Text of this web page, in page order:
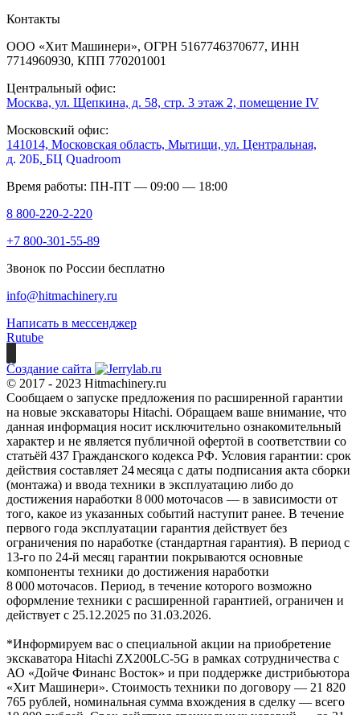
Контакты
ООО «Хит Машинери», ОГРН 5167746370677, ИНН
7714960930, КПП 770201001
Центральный офис:
Москва, ул. Щепкина, д. 58, стр. 3 этаж 2, помещение IV
Московский офис:
141014, Московская область, Мытищи, ул. Центральная,
д. 20Б, БЦ Quadroom
Время работы: ПН-ПТ — 09:00 — 18:00
8 800-220-2-220
+7 800-301-55-89
Звонок по России бесплатно
info@hitmachinery.ru
Написать в мессенджер
Rutube
Создание сайта
© 2017 - 2023 Hitmachinery.ru
Сообщаем о запуске предложения по расширенной гарантии
на новые экскаваторы Hitachi. Обращаем ваше внимание, что
данная информация носит исключительно ознакомительный
характер и не является публичной офертой в соответствии со
статьёй 437 Гражданского кодекса РФ. Условия гарантии: срок
действия составляет 24 месяца с даты подписания акта сборки
(монтажа) и ввода техники в эксплуатацию либо до
достижения наработки 8 000 моточасов — в зависимости от
того, какое из указанных событий наступит ранее. В течение
первого года эксплуатации гарантия действует без
ограничения по наработке (стандартная гарантия). В период с
13‑го по 24‑й месяц гарантии покрываются основные
компоненты техники до достижения наработки
8 000 моточасов. Период, в течение которого возможно
оформление техники с расширенной гарантией, ограничен и
действует с 25.12.2025 по 31.03.2026.
*Информируем вас о специальной акции на приобретение
экскаватора Hitachi ZX200LC-5G в рамках сотрудничества с
АО «Дойче Финанс Восток» и при поддержке дистрибьютора
«Хит Машинери». Стоимость техники по договору — 21 820
765 рублей, номинальная сумма вхождения в сделку — всего